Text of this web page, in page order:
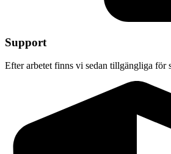
Support
Efter arbetet finns vi sedan tillgängliga för